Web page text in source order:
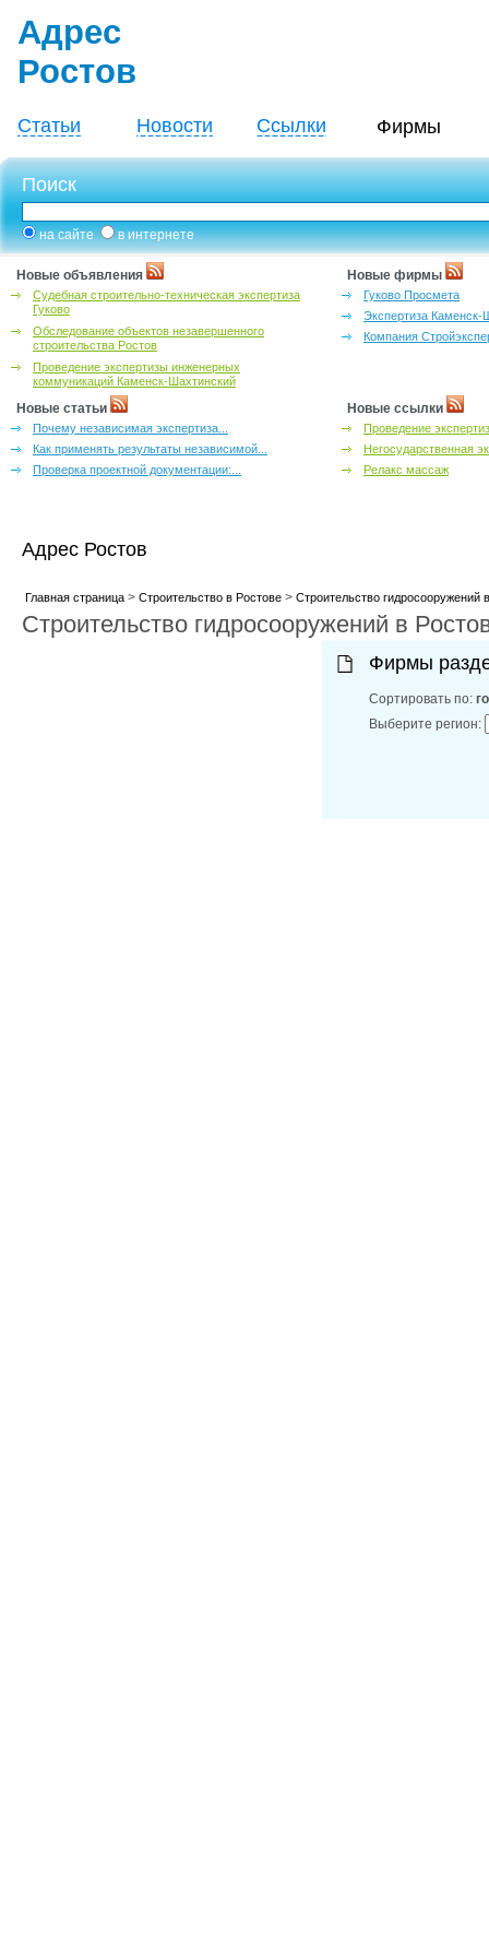
Адрес
Ростов
Статьи Новости Ссылки Фирмы
Поиск
на сайте в интернете
Новые объявления
Судебная строительно-техническая экспертиза
Гуково
Обследование объектов незавершенного
строительства Ростов
Проведение экспертизы инженерных
коммуникаций Каменск-Шахтинский
Новые фирмы
Гуково Просмета
Экспертиза Каменск-
Компания
Новые статьи
Почему независимая экспертиза...
Как применять результаты независимой...
Проверка проектной документации:...
Новые ссылки
Проведение
Негосударственная
Релакс массаж
Адрес Ростов
Главная страница> Строительство в Ростове> Строительство гидросооружений
Строительство гидросооружений в
Фирмы
Сортировать по:
Выберите регион: